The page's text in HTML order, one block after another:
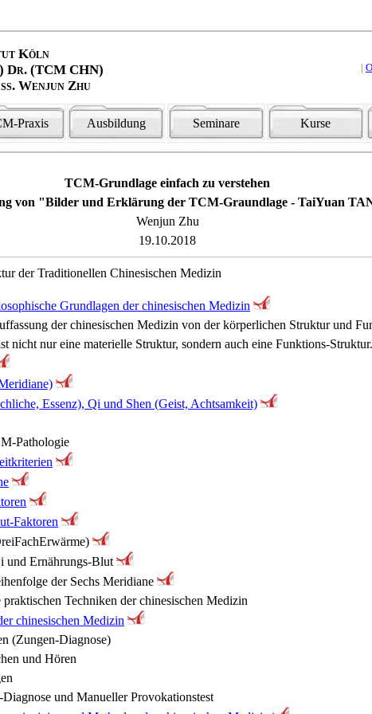
Köln
Dr. (TCM CHN)
Wenjun Zhu
|
Praxis Ausbildung Seminare Kurse
TCM-Grundlage einfach zu verstehen
von "Bilder und Erklärung der TCM-Graundlage - TaiYuan
Wenjun Zhu
19.10.2018
der Traditionellen Chinesischen Medizin
Grundlagen der chinesischen Medizin
der chinesischen Medizin von der körperlichen Struktur und
nicht nur eine materielle Struktur, sondern auch eine Funktions-
Essenz), Qi und Shen (Geist, Achtsamkeit)
Pathologie
Faktoren
und Ernährungs-Blut
der Sechs Meridiane
Techniken der chinesischen Medizin
chinesischen Medizin
(Zungen-Diagnose)
und Hören
Diagnose und Manueller Provokationstest